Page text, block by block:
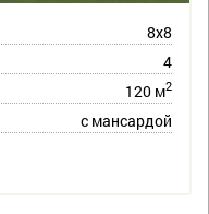
8х8
4
120 м2
с мансардой